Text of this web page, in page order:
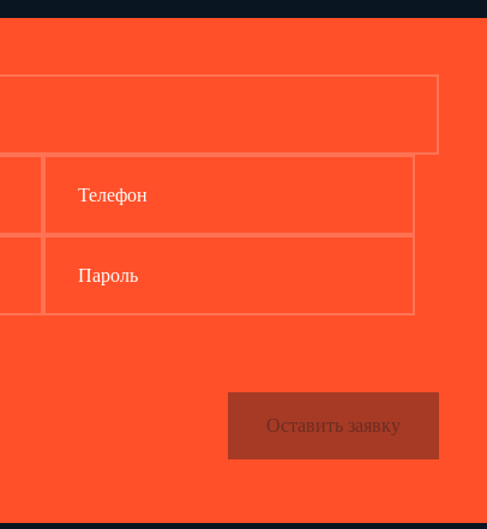
Телефон
Пароль
Оставить заявку